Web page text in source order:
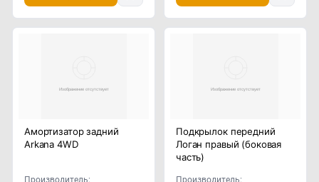
Амортизатор задний
Arkana 4WD
Производитель:
Подкрылок передний
Логан правый (боковая
часть)
Производитель: